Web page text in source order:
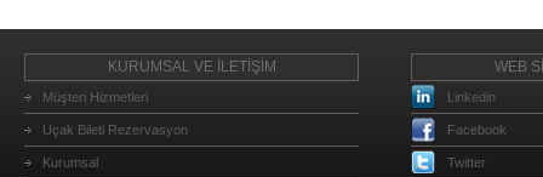
KURUMSAL VE İLETİŞİM
Müşteri Hizmetleri
Uçak Bileti Rezervasyon
Kurumsal
WEB
Linkedin
Facebook
Twitter